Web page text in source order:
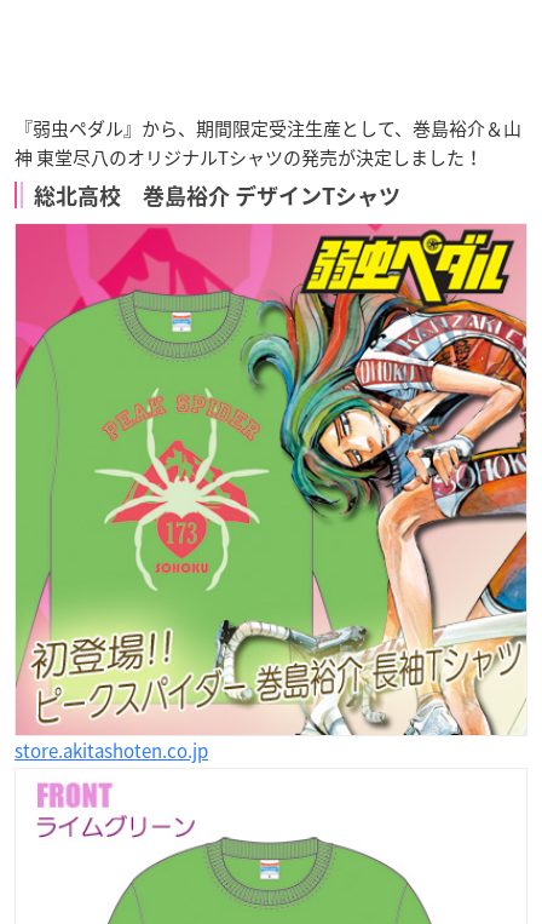
『弱虫ペダル』から、期間限定受注生産として、巻島裕介＆山
神 東堂尽八のオリジナルTシャツの発売が決定しました！
総北高校 巻島裕介 デザインTシャツ
store.akitashoten.co.jp